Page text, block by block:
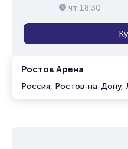
Ростов Арена
Россия, Ростов-на-Дону,
чт 18:30